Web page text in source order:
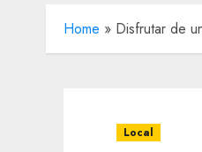
Home » Disfrutar de
Local